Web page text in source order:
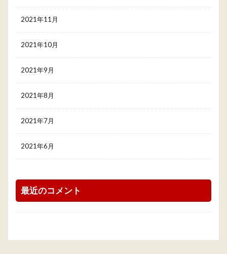
2021年11月
2021年10月
2021年9月
2021年8月
2021年7月
2021年6月
最近のコメント